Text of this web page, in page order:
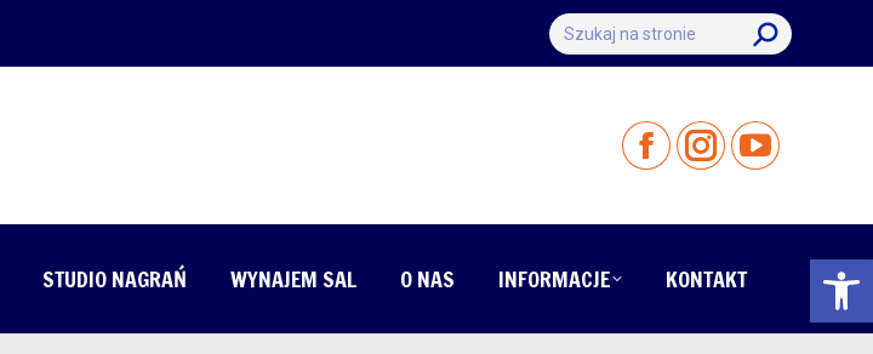
Szukaj:
STUDIO NAGRAŃ WYNAJEM SAL O NAS INFORMACJE KONTAKT